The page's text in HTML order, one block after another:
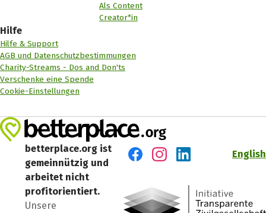
Als Content
Creator*in
Hilfe
Hilfe & Support
AGB und Datenschutzbestimmungen
Charity-Streams - Dos and Don'ts
Verschenke eine Spende
Cookie-Einstellungen
betterplace.org ist
gemeinnützig und
arbeitet nicht
profitorientiert.
Unsere
English